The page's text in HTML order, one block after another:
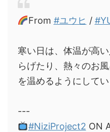
From #ユウヒ /
寒い日は、体温が高
らげたり、熱々のお
を温めるようにして
---
#NiziProject2 ON